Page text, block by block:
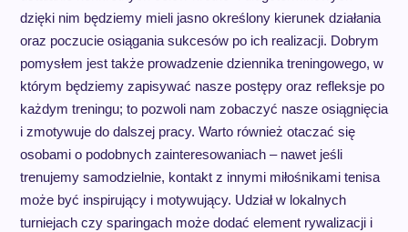
dzięki nim będziemy mieli jasno określony kierunek działania
oraz poczucie osiągania sukcesów po ich realizacji. Dobrym
pomysłem jest także prowadzenie dziennika treningowego, w
którym będziemy zapisywać nasze postępy oraz refleksje po
każdym treningu; to pozwoli nam zobaczyć nasze osiągnięcia
i zmotywuje do dalszej pracy. Warto również otaczać się
osobami o podobnych zainteresowaniach – nawet jeśli
trenujemy samodzielnie, kontakt z innymi miłośnikami tenisa
może być inspirujący i motywujący. Udział w lokalnych
turniejach czy sparingach może dodać element rywalizacji i